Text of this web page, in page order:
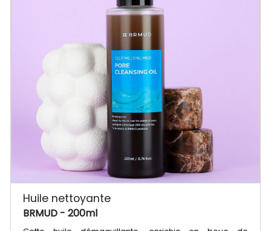
Huile nettoyante
BRMUD - 200ml